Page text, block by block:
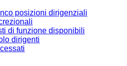
posizioni dirigenziali
di funzione disponibili
dirigenti